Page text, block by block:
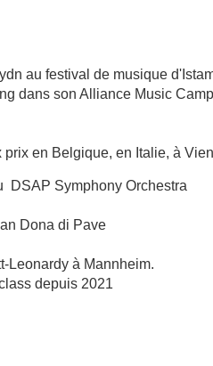
au festival de musique
dans son Alliance Music
en Belgique, en Italie, à
DSAP Symphony Orchestra
Dona di Pave
Leonardy à Mannheim.
depuis 2021